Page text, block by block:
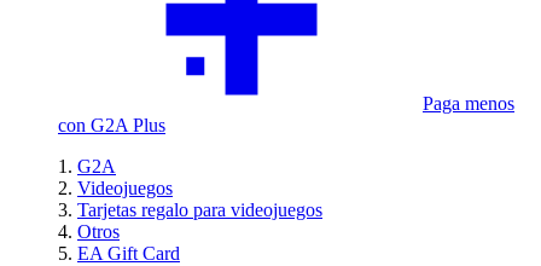
Paga menos
con G2A Plus
G2A
Videojuegos
Tarjetas regalo para videojuegos
Otros
EA Gift Card